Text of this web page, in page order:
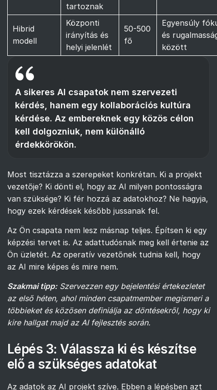
tartoznak
Hibrid
modell
Központi
irányítás és
helyi jelenlét
50-500
fő
Egyensúly
és
között
A sikeres AI csapatok nem szervezeti
kérdés, hanem egy kollaborációs kultúra
kérdése. Az embereknek egy közös célon
kell dolgozniuk, nem különálló
érdekkörökön.
Most tisztázza a szerepeket konkrétan. Ki a projekt
vezetője? Ki dönti el, hogy az AI milyen pontosságra
van szüksége? Ki fér hozzá az adatokhoz? Ne hagyja,
hogy ezek kérdések később jussanak fel.
Az Ön csapata nem lesz másnap teljes. Építsen ki egy
képzési tervet is. Az adattudósnak meg kell értenie az
Ön üzletét. Az operatív vezetőnek tudnia kell, hogy
az AI mire képes és mire nem.
Szakmai tipp: Szervezzen egy bejelentési értekezletet
az első héten, ahol minden csapatmember megismeri a
többieket és közösen definiálja az döntésekről, hogy ki
kire hallgat majd az AI fejlesztés során.
Lépés 3: Válassza ki és készítse
elő a szükséges adatokat
Az adatok az AI projekt szíve. Ebben a lépésben azt